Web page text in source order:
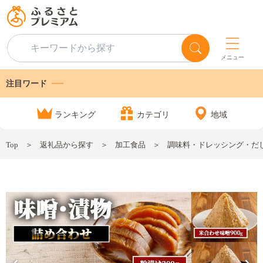
メニュー
注目ワード
ランキング カテゴリ 地域
Top 返礼品から探す 加工食品 調味料・ドレッシング・だ